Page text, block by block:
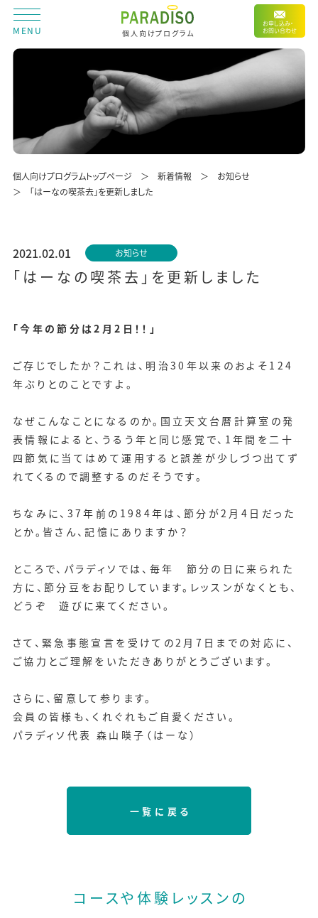
MENU 個人向けプログラム
お申し込み・
お問い合わせ
個人向けプログラムトップページ 新着情報
お知らせ
「はーなの喫茶去」を更新しました
2021.02.01 お知らせ
「はーなの喫茶去」を更新しました
「今年の節分は2月2日！！」
ご存じでしたか？これは、明治30年以来のおよそ124
年ぶりとのことですよ。
なぜこんなことになるのか。国立天文台暦計算室の発
表情報によると、うるう年と同じ感覚で、1年間を二十
四節気に当てはめて運用すると誤差が少しづつ出てず
れてくるので調整するのだそうです。
ちなみに、37年前の1984年は、節分が2月4日だった
とか。皆さん、記憶にありますか？
ところで、パラディソでは、毎年 節分の日に来られた
方に、節分豆をお配りしています。レッスンがなくとも、
どうぞ 遊びに来てください。
さて、緊急事態宣言を受けての2月7日までの対応に、
ご協力とご理解をいただきありがとうございます。
さらに、留意して参ります。
会員の皆様も、くれぐれもご自愛ください。
パラディソ代表 森山暎子（はーな）
一覧に戻る
コースや体験レッスンの